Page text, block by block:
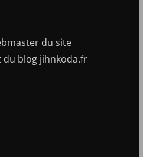
du site
du blog jihnkoda.fr